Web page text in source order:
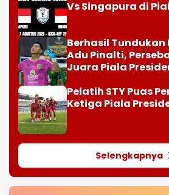
Vs Singapura di
Berhasil Tundukan
Adu Pinalti,
Juara Piala
Pelatih STY Puas
Ketiga Piala
Selengkapnya